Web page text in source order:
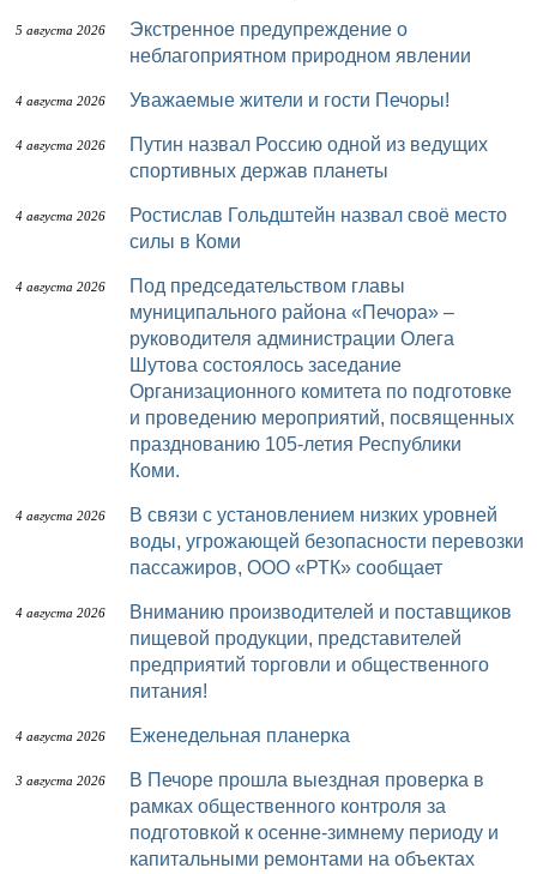
5 августа 2026
Экстренное предупреждение о
неблагоприятном природном явлении
4 августа 2026 Уважаемые жители и гости Печоры!
4 августа 2026
Путин назвал Россию одной из ведущих
спортивных держав планеты
4 августа 2026
Ростислав Гольдштейн назвал своё место
силы в Коми
4 августа 2026
Под председательством главы
муниципального района «Печора» –
руководителя администрации Олега
Шутова состоялось заседание
Организационного комитета по подготовке
и проведению мероприятий, посвященных
празднованию 105-летия Республики
Коми.
4 августа 2026
В связи с установлением низких уровней
воды, угрожающей безопасности перевозки
пассажиров, ООО «РТК» сообщает
4 августа 2026
Вниманию производителей и поставщиков
пищевой продукции, представителей
предприятий торговли и общественного
питания!
4 августа 2026 Еженедельная планерка
3 августа 2026
В Печоре прошла выездная проверка в
рамках общественного контроля за
подготовкой к осенне-зимнему периоду и
капитальными ремонтами на объектах